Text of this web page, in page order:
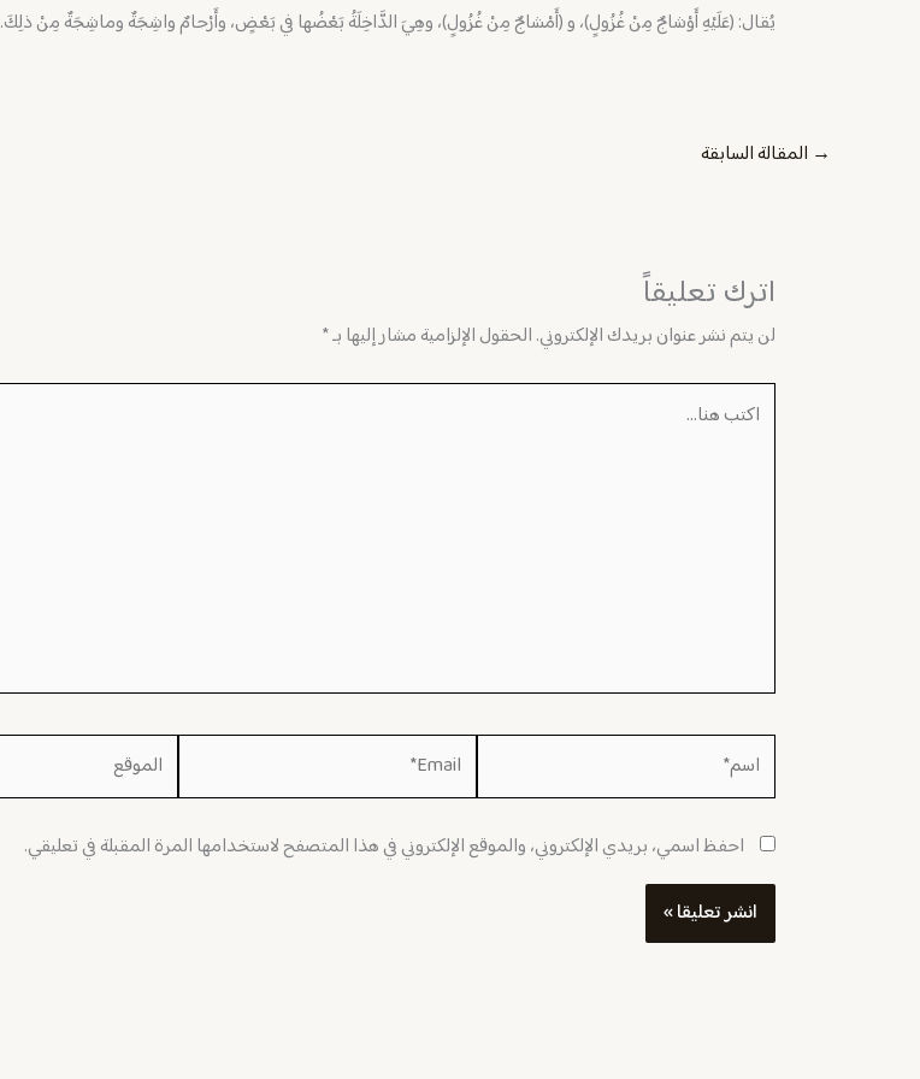
يُقال: (عَلَيْهِ أَوْشاجٌ مِنْ غُزُولٍ)، و (أَمْشاجٌ مِنْ غُزُولٍ)، وهِيَ الدَّاخِلَةُ بَعْضُها في بَعْضٍ، وأَرْحامٌ واشِجَةٌ وماشِجَةٌ مِنْ ذلِكَ.
→ المقالة السابقة
اترك تعليقاً
لن يتم نشر عنوان بريدك الإلكتروني.الحقول الإلزامية مشار إليها بـ*
اكتب
اسم* Email* الموقع
احفظ اسمي، بريدي الإلكتروني، والموقع الإلكتروني في هذا المتصفح لاستخدامها المرة المقبلة في تعليقي.